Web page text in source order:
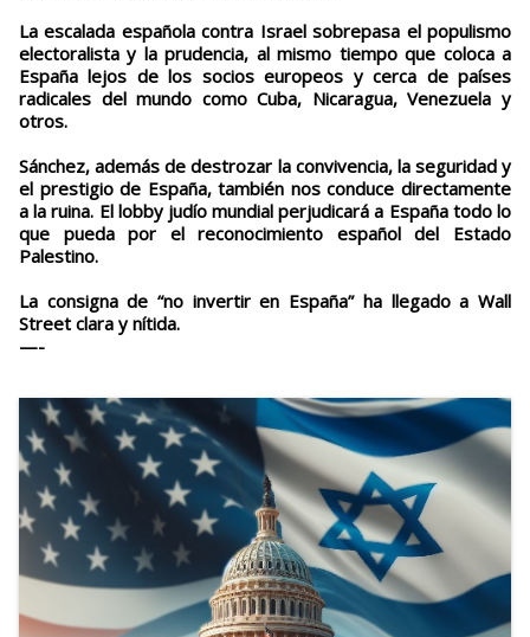
La escalada española contra Israel sobrepasa el populismo
electoralista y la prudencia, al mismo tiempo que coloca a
España lejos de los socios europeos y cerca de países
radicales del mundo como Cuba, Nicaragua, Venezuela y
otros.
Sánchez, además de destrozar la convivencia, la seguridad y
el prestigio de España, también nos conduce directamente
a la ruina. El lobby judío mundial perjudicará a España todo lo
que pueda por el reconocimiento español del Estado
Palestino.
La consigna de “no invertir en España” ha llegado a Wall
Street clara y nítida.
—-